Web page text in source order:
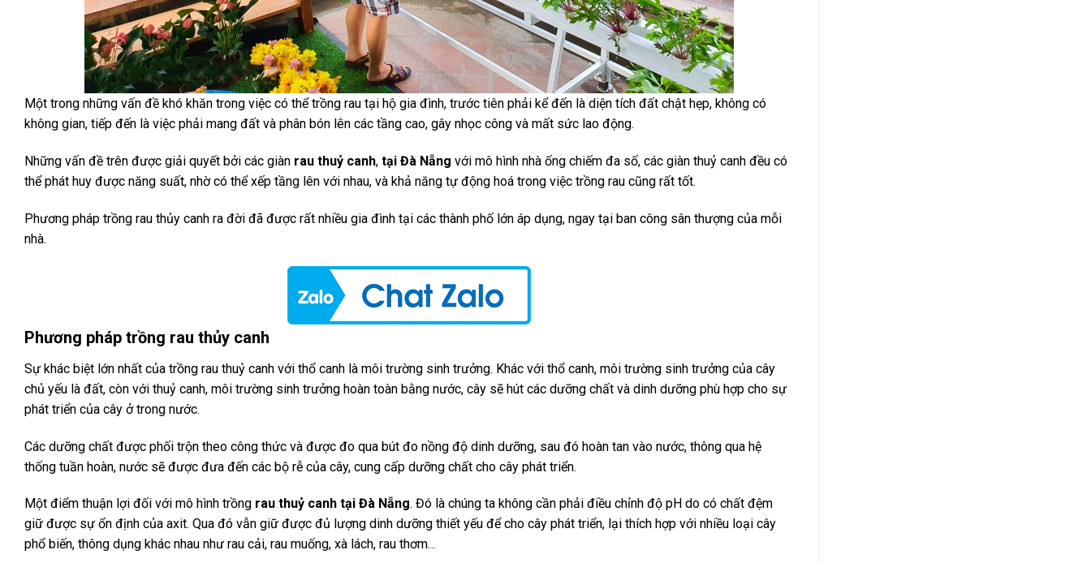
Một trong những vấn đề khó khăn trong việc có thể trồng rau tại hộ gia đình, trước tiên phải kể đến là diện tích đất chật hẹp, không có
không gian, tiếp đến là việc phải mang đất và phân bón lên các tầng cao, gây nhọc công và mất sức lao động.
Những vấn đề trên được giải quyết bởi các giàn rau thuỷ canh, tại Đà Nẵng với mô hình nhà ống chiếm đa số, các giàn thuỷ canh đều có
thể phát huy được năng suất, nhờ có thể xếp tầng lên với nhau, và khả năng tự động hoá trong việc trồng rau cũng rất tốt.
Phương pháp trồng rau thủy canh ra đời đã được rất nhiều gia đình tại các thành phố lớn áp dụng, ngay tại ban công sân thượng của mỗi
nhà.
Phương pháp trồng rau thủy canh
Sự khác biệt lớn nhất của trồng rau thuỷ canh với thổ canh là môi trường sinh trưởng. Khác với thổ canh, môi trường sinh trưởng của cây
chủ yếu là đất, còn với thuỷ canh, môi trường sinh trưởng hoàn toàn bằng nước, cây sẽ hút các dưỡng chất và dinh dưỡng phù hợp cho sự
phát triển của cây ở trong nước.
Các dưỡng chất được phối trộn theo công thức và được đo qua bút đo nồng độ dinh dưỡng, sau đó hoàn tan vào nước, thông qua hệ
thống tuần hoàn, nước sẽ được đưa đến các bộ rễ của cây, cung cấp dưỡng chất cho cây phát triển.
Một điểm thuận lợi đối với mô hình trồng rau thuỷ canh tại Đà Nẵng. Đó là chúng ta không cần phải điều chỉnh độ pH do có chất đệm
giữ được sự ổn định của axit. Qua đó vẫn giữ được đủ lượng dinh dưỡng thiết yếu để cho cây phát triển, lại thích hợp với nhiều loại cây
phổ biến, thông dụng khác nhau như rau cải, rau muống, xà lách, rau thơm…